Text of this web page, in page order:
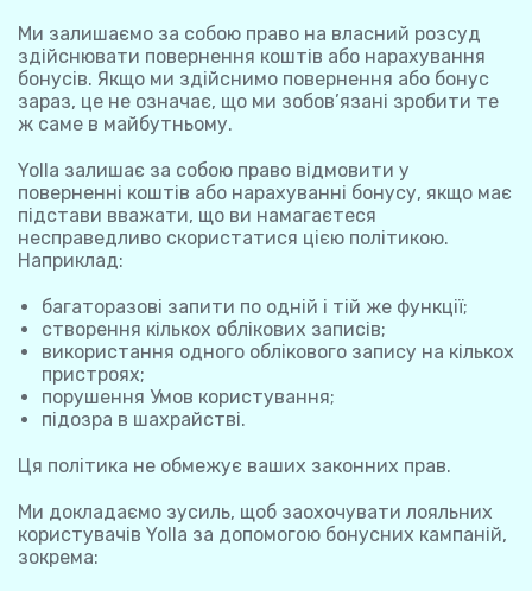
Ми залишаємо за собою право на власний розсуд
здійснювати повернення коштів або нарахування
бонусів. Якщо ми здійснимо повернення або бонус
зараз, це не означає, що ми зобов’язані зробити те
ж саме в майбутньому.
Yolla залишає за собою право відмовити у
поверненні коштів або нарахуванні бонусу, якщо має
підстави вважати, що ви намагаєтеся
несправедливо скористатися цією політикою.
Наприклад:
багаторазові запити по одній і тій же функції;
створення кількох облікових записів;
використання одного облікового запису на кількох
пристроях;
порушення Умов користування;
підозра в шахрайстві.
Ця політика не обмежує ваших законних прав.
Ми докладаємо зусиль, щоб заохочувати лояльних
користувачів Yolla за допомогою бонусних кампаній,
зокрема: